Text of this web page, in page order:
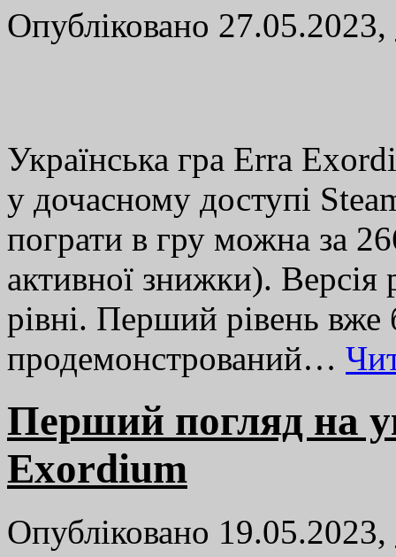
Опубліковано 27.05.2023,
Українська гра Erra
у дочасному доступі
пограти в гру можна за
активної знижки). Версія
рівні. Перший рівень
продемонстрований…
Перший погляд на
Exordium
Опубліковано 19.05.2023,